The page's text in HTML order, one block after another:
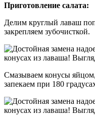
Приготовление салата:
Делим круглый лаваш
закрепляем зубочисткой.
Смазываем конусы
запекаем при 180